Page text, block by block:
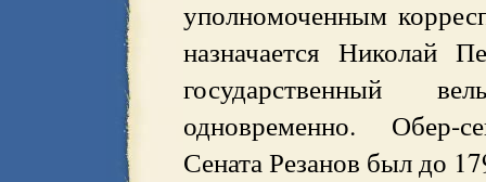
уполномоченным
назначается Николай
государственный
одновременно. Обер-
Сената Резанов был до